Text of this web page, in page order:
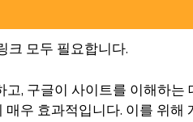
크 모두 필요합니다.
, 구글이 사이트를 이해하는
우 효과적입니다. 이를 위해